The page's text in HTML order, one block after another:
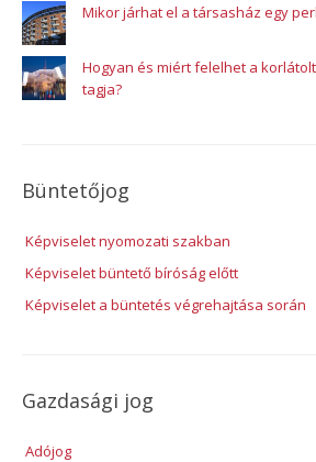
Mikor járhat el a társasház egy
Hogyan és miért felelhet a
tagja?
Büntetőjog
Képviselet nyomozati szakban
Képviselet büntető bíróság előtt
Képviselet a büntetés végrehajtása során
Gazdasági jog
Adójog